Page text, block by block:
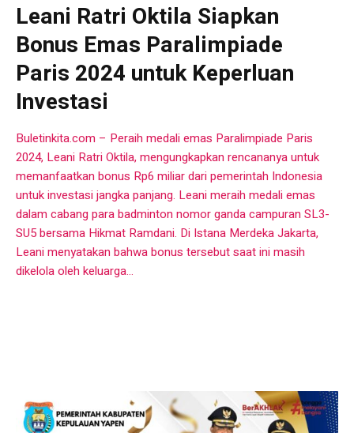
Leani Ratri Oktila Siapkan
Bonus Emas Paralimpiade
Paris 2024 untuk Keperluan
Investasi
Buletinkita.com – Peraih medali emas Paralimpiade Paris
2024, Leani Ratri Oktila, mengungkapkan rencananya untuk
memanfaatkan bonus Rp6 miliar dari pemerintah Indonesia
untuk investasi jangka panjang. Leani meraih medali emas
dalam cabang para badminton nomor ganda campuran SL3-
SU5 bersama Hikmat Ramdani. Di Istana Merdeka Jakarta,
Leani menyatakan bahwa bonus tersebut saat ini masih
dikelola oleh keluarga...